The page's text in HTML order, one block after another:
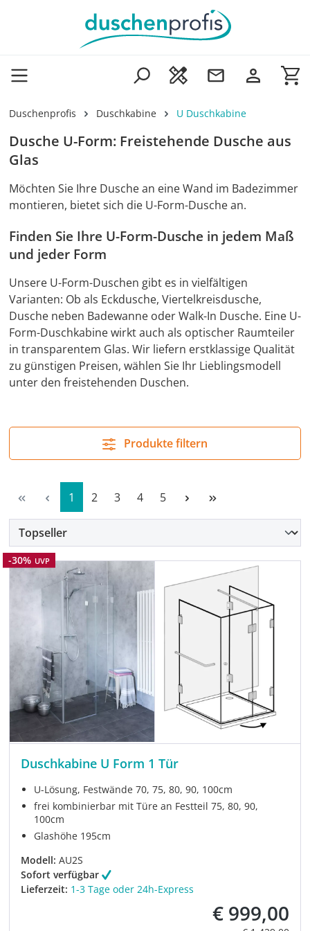
Zum Hauptinhalt springen
Duschenprofis Duschkabine U Duschkabine
Dusche U-Form: Freistehende Dusche aus
Glas
Möchten Sie Ihre Dusche an eine Wand im Badezimmer
montieren, bietet sich die U-Form-Dusche an.
Finden Sie Ihre U-Form-Dusche in jedem Maß
und jeder Form
Unsere U-Form-Duschen gibt es in vielfältigen
Varianten: Ob als Eckdusche, Viertelkreisdusche,
Dusche neben Badewanne oder Walk-In Dusche. Eine U-
Form-Duschkabine wirkt auch als optischer Raumteiler
in transparentem Glas. Wir liefern erstklassige Qualität
zu günstigen Preisen, wählen Sie Ihr Lieblingsmodell
unter den freistehenden Duschen.
Produkte filtern
Seite
1 Seite
2 Seite
3 Seite
4 Seite
5
Rabatt
-30% UVP
Duschkabine U Form 1 Tür
U-Lösung, Festwände 70, 75, 80, 90, 100cm
frei kombinierbar mit Türe an Festteil 75, 80, 90,
100cm
Glashöhe 195cm
Modell: AU2S
Sofort verfügbar
Lieferzeit: 1-3 Tage oder 24h-Express
Verkaufspreis:
€ 999,00